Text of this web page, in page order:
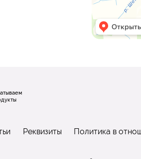
Реквизиты Политика в